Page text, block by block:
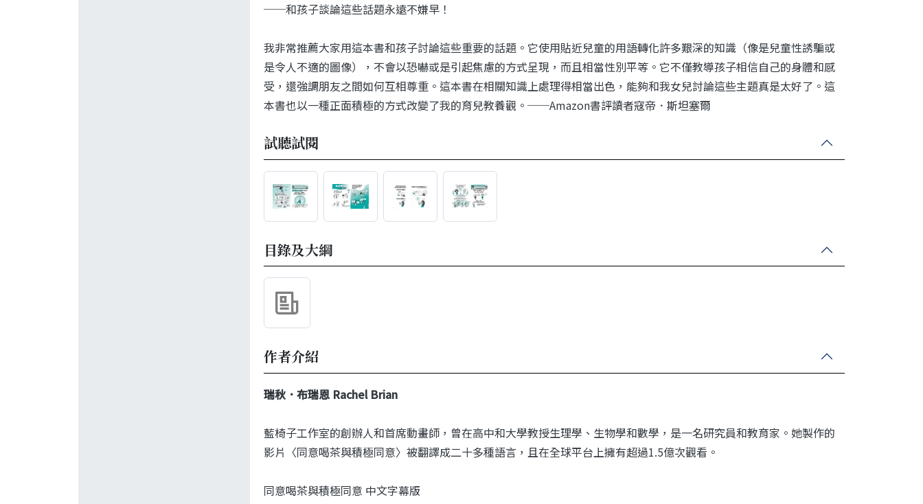
──和孩子談論這些話題永遠不嫌早！
我非常推薦大家用這本書和孩子討論這些重要的話題。它使用貼近兒童的用語轉化許多艱深的知識（像是兒童性誘騙或
是令人不適的圖像），不會以恐嚇或是引起焦慮的方式呈現，而且相當性別平等。它不僅教導孩子相信自己的身體和感
受，還強調朋友之間如何互相尊重。這本書在相關知識上處理得相當出色，能夠和我女兒討論這些主題真是太好了。這
本書也以一種正面積極的方式改變了我的育兒教養觀。──Amazon書評讀者寇帝．斯坦塞爾
試聽試閱
目錄及大綱
作者介紹
瑞秋．布瑞恩 Rachel Brian
藍椅子工作室的創辦人和首席動畫師，曾在高中和大學教授生理學、生物學和數學，是一名研究員和教育家。她製作的
影片〈同意喝茶與積極同意〉被翻譯成二十多種語言，且在全球平台上擁有超過1.5億次觀看。
同意喝茶與積極同意 中文字幕版